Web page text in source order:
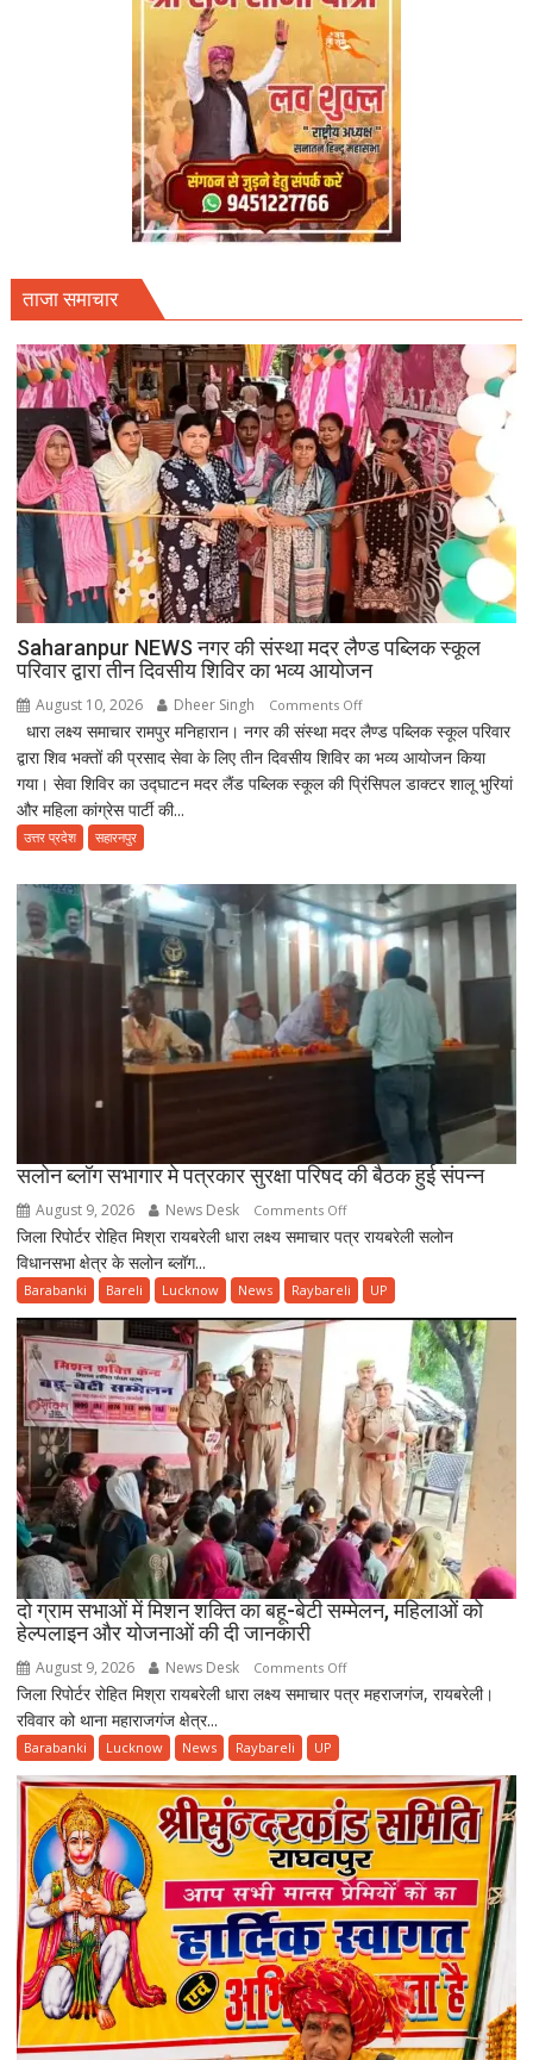
ताजा समाचार
Saharanpur NEWS नगर की संस्था मदर लैण्ड पब्लिक स्कूल
परिवार द्वारा तीन दिवसीय शिविर का भव्य आयोजन
August 10, 2026 Dheer Singh Comments Offon
Saharanpur
NEWS
नगर
लैण्ड
पब्लिक
स्कूल
परिवार
द्वारा
तीन
दिवसीय
शिविर
भव्य
आयोजन
धारा लक्ष्य समाचार रामपुर मनिहारान। नगर की संस्था मदर लैण्ड पब्लिक स्कूल परिवार
द्वारा शिव भक्तों की प्रसाद सेवा के लिए तीन दिवसीय शिविर का भव्य आयोजन किया
गया। सेवा शिविर का उद्घाटन मदर लैंड पब्लिक स्कूल की प्रिंसिपल डाक्टर शालू भुरियां
और महिला कांग्रेस पार्टी की...
उत्तर प्रदेश सहारनपुर
सलोन ब्लॉग सभागार मे पत्रकार सुरक्षा परिषद की बैठक हुई संपन्न
August 9, 2026 News Desk Comments Offon
सलोन
सभागार
सुरक्षा
परिषद
की
बैठक
हुई
संपन्न
जिला रिपोर्टर रोहित मिश्रा रायबरेली धारा लक्ष्य समाचार पत्र रायबरेली सलोन
विधानसभा क्षेत्र के सलोन ब्लॉग...
Barabanki Bareli Lucknow News Raybareli UP
दो ग्राम सभाओं में मिशन शक्ति का बहू-बेटी सम्मेलन, महिलाओं को
हेल्पलाइन और योजनाओं की दी जानकारी
August 9, 2026 News Desk Comments Offon
दो
मिशन
शक्ति
का
बहू-
बेटी
सम्मेलन,
महिलाओं
को
हेल्पलाइन
और
जिला रिपोर्टर रोहित मिश्रा रायबरेली धारा लक्ष्य समाचार पत्र महराजगंज, रायबरेली।
रविवार को थाना महाराजगंज क्षेत्र...
Barabanki Lucknow News Raybareli UP